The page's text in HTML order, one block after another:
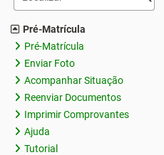
Pré-Matrícula
Pré-Matrícula
Enviar Foto
Acompanhar Situação
Reenviar Documentos
Imprimir Comprovantes
Ajuda
Tutorial